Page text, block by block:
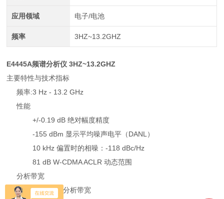
应用领域 电子/电池
频率 3HZ~13.2GHZ
E4445A频谱分析仪 3HZ~13.2GHZ
主要特性与技术指标
频率:3 Hz - 13.2 GHz
性能
+/-0.19 dB 绝对幅度精度
-155 dBm 显示平均噪声电平（DANL）
10 kHz 偏置时的相噪：-118 dBc/Hz
81 dB W-CDMA ACLR 动态范围
分析带宽
标配 10 MHz 分析带宽